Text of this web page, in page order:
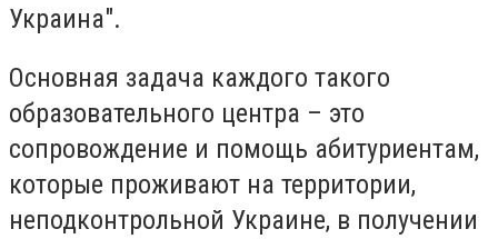
Украина".
Основная задача каждого такого
образовательного центра – это
сопровождение и помощь абитуриентам,
которые проживают на территории,
неподконтрольной Украине, в получении